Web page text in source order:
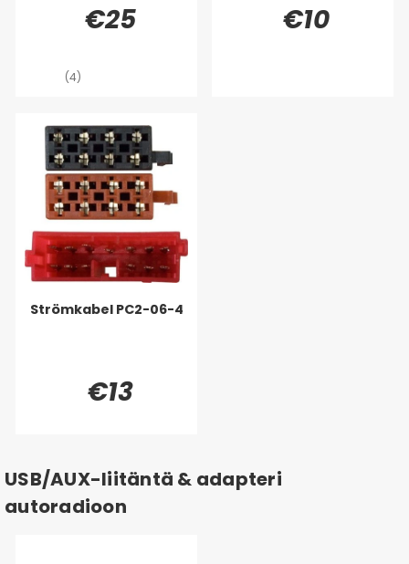
€25
(4)
€10
Strömkabel PC2-06-4
€13
USB/AUX-liitäntä & adapteri
autoradioon